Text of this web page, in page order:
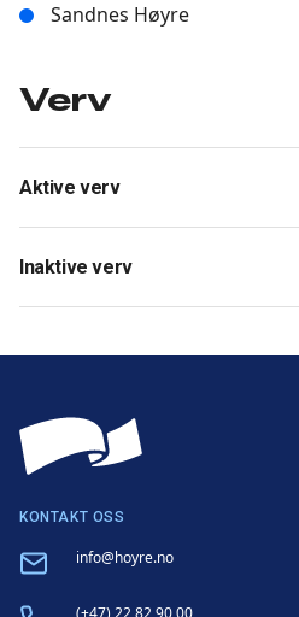
Sandnes Høyre
Verv
Aktive verv
Inaktive verv
KONTAKT OSS
Email info@hoyre.no
(+47) 22 82 90 00